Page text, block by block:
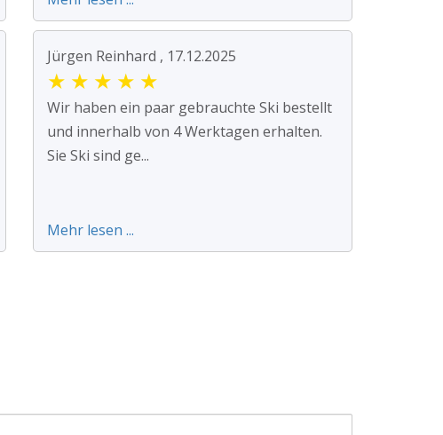
Jürgen Reinhard , 17.12.2025
★ ★ ★ ★ ★
Wir haben ein paar gebrauchte Ski bestellt
und innerhalb von 4 Werktagen erhalten.
Sie Ski sind ge...
Mehr lesen ...